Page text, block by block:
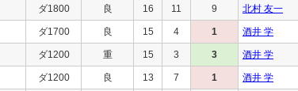
ダ1800 良 16 11 9 北村 友一
ダ1700 良 15 4 1 酒井 学
ダ1200 重 15 3 3 酒井 学
ダ1200 良 13 7 1 酒井 学